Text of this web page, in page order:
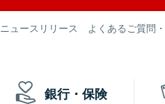
ニュースリリース よくあるご質問
銀行・保険